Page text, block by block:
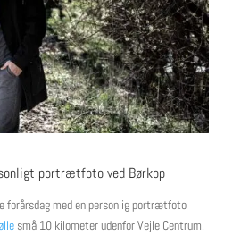
portrætfoto ved Børkop
forårsdag med en personlig portrætfoto
små 10 kilometer udenfor Vejle Centrum.